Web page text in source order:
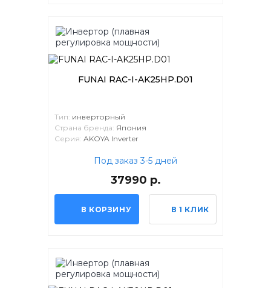
FUNAI RAC-I-AK25HP.D01
Тип: инверторный
Страна бренда: Япония
Серия: AKOYA Inverter
Под заказ 3-5 дней
37990 р.
В КОРЗИНУ В 1 КЛИК